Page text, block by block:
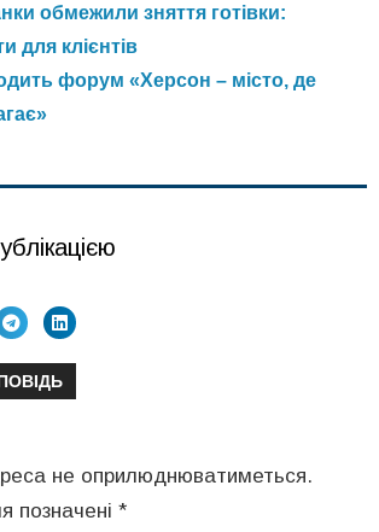
обмежили зняття готівки:
для клієнтів
форум «Херсон – місто, де
не оприлюднюватиметься.
позначені *